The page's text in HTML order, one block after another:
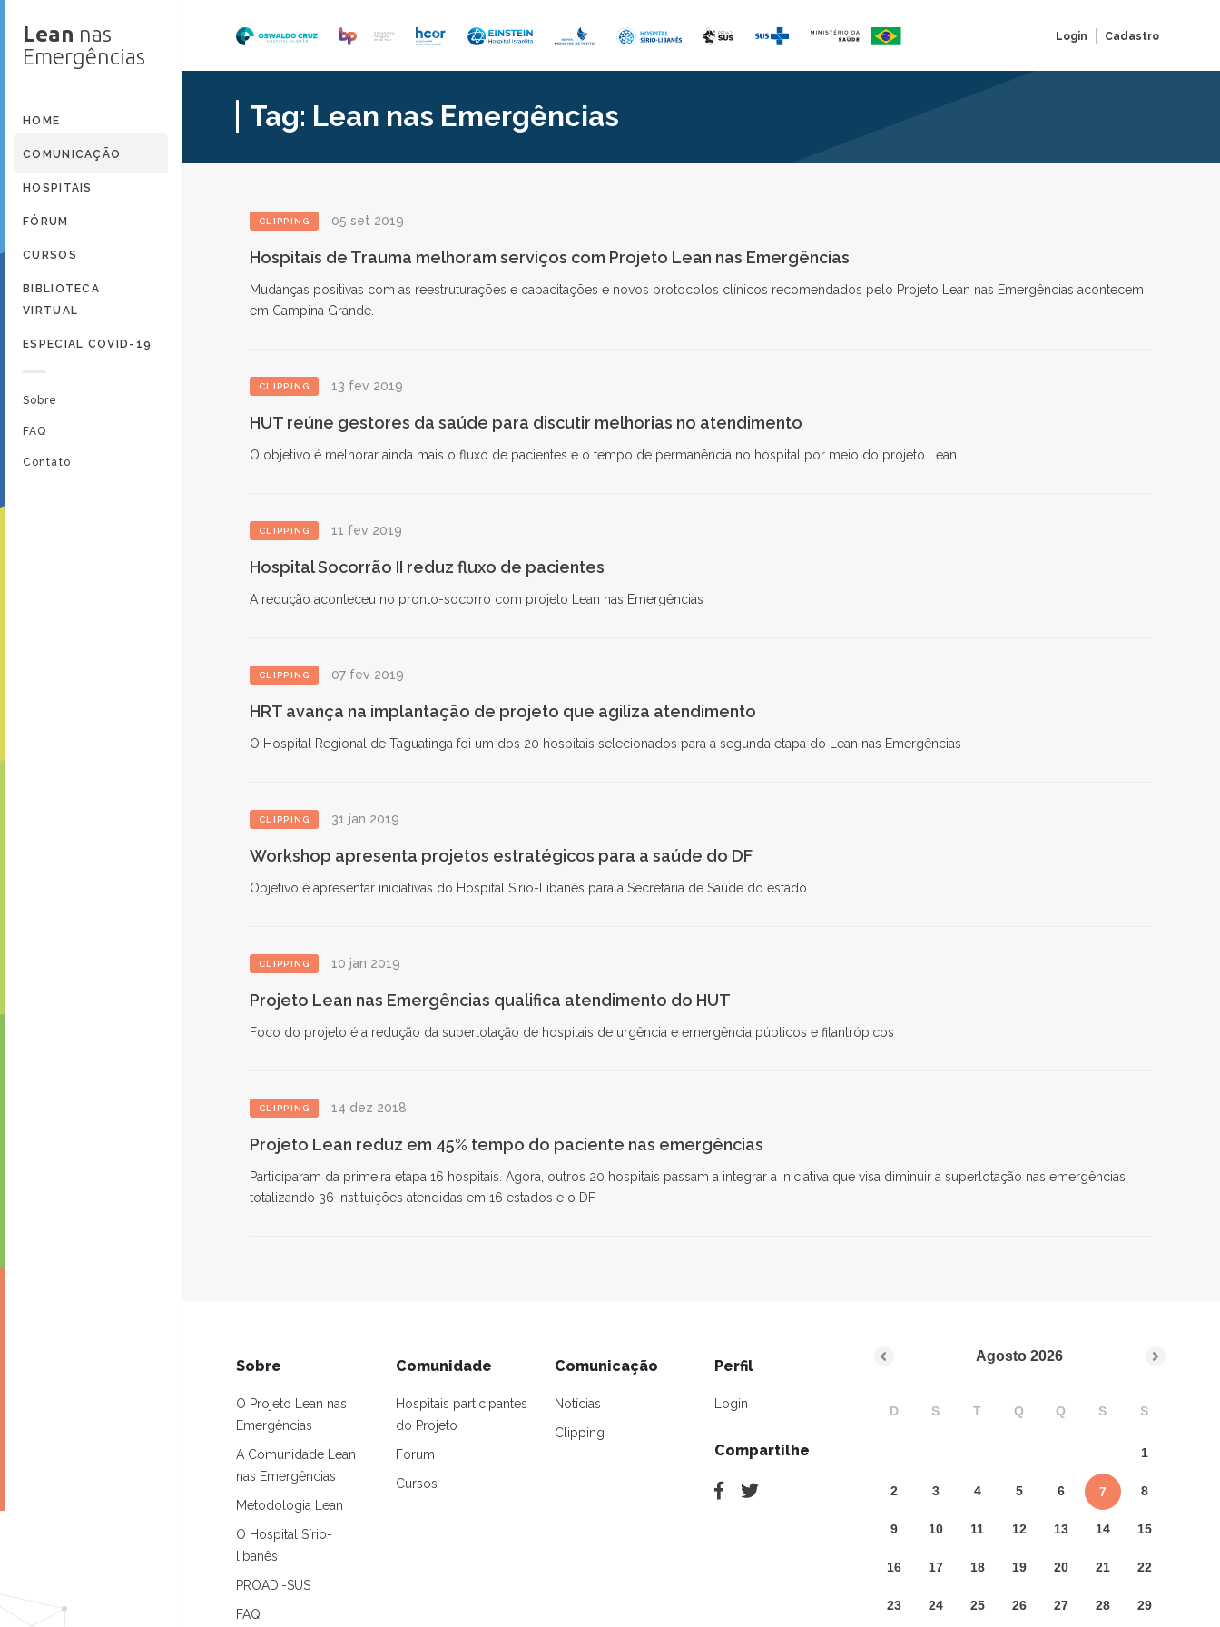
Login Cadastro
Lean nas
Emergências
HOME
COMUNICAÇÃO
HOSPITAIS
FÓRUM
CURSOS
BIBLIOTECA
VIRTUAL
ESPECIAL COVID-19
Sobre
FAQ
Contato
Tag: Lean nas Emergências
CLIPPING 05 set 2019
Hospitais de Trauma melhoram serviços com Projeto Lean nas Emergências
Mudanças positivas com as reestruturações e capacitações e novos protocolos clínicos recomendados pelo Projeto Lean nas Emergências acontecem
em Campina Grande.
CLIPPING 13 fev 2019
HUT reúne gestores da saúde para discutir melhorias no atendimento
O objetivo é melhorar ainda mais o fluxo de pacientes e o tempo de permanência no hospital por meio do projeto Lean
CLIPPING 11 fev 2019
Hospital Socorrão II reduz fluxo de pacientes
A redução aconteceu no pronto-socorro com projeto Lean nas Emergências
CLIPPING 07 fev 2019
HRT avança na implantação de projeto que agiliza atendimento
O Hospital Regional de Taguatinga foi um dos 20 hospitais selecionados para a segunda etapa do Lean nas Emergências
CLIPPING 31 jan 2019
Workshop apresenta projetos estratégicos para a saúde do DF
Objetivo é apresentar iniciativas do Hospital Sírio-Libanês para a Secretaria de Saúde do estado
CLIPPING 10 jan 2019
Projeto Lean nas Emergências qualifica atendimento do HUT
Foco do projeto é a redução da superlotação de hospitais de urgência e emergência públicos e filantrópicos
CLIPPING 14 dez 2018
Projeto Lean reduz em 45% tempo do paciente nas emergências
Participaram da primeira etapa 16 hospitais. Agora, outros 20 hospitais passam a integrar a iniciativa que visa diminuir a superlotação nas emergências,
totalizando 36 instituições atendidas em 16 estados e o DF
Sobre
O Projeto Lean nas
Emergências
A Comunidade Lean
nas Emergências
Metodologia Lean
O Hospital Sírio-
libanês
PROADI-SUS
FAQ
Comunidade
Hospitais participantes
do Projeto
Forum
Cursos
Comunicação
Notícias
Clipping
Perfil
Login
Compartilhe
Agosto 2026
D S T Q Q S S
1
2 3 4 5 6 7 8
9 10 11 12 13 14 15
16 17 18 19 20 21 22
23 24 25 26 27 28 29